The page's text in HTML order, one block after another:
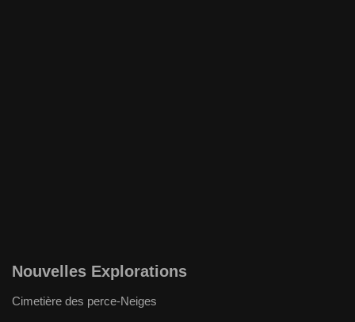
Nouvelles Explorations
Cimetière des perce-Neiges